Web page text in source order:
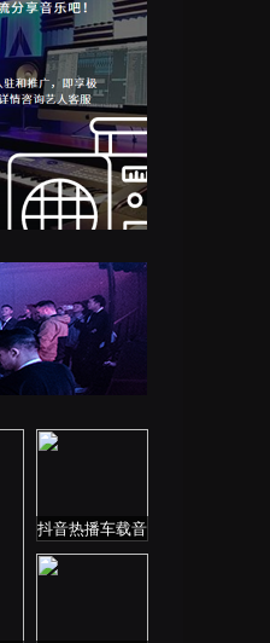
抖音热播车载音
乐